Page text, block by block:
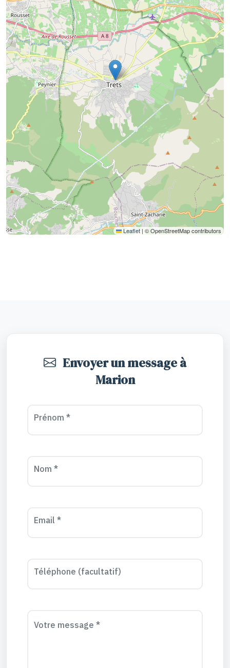
Leaflet | © OpenStreetMap contributors
Envoyer un message à
Marion
Prénom *
Nom *
Email *
Téléphone (facultatif)
Votre message *